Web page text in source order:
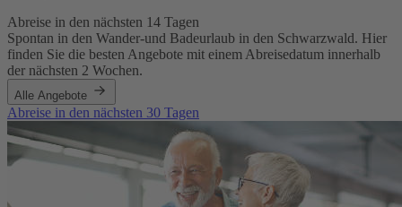
Abreise in den nächsten 14 Tagen
Spontan in den Wander-und Badeurlaub in den Schwarzwald. Hier
finden Sie die besten Angebote mit einem Abreisedatum innerhalb
der nächsten 2 Wochen.
Alle Angebote
Abreise in den nächsten 30 Tagen